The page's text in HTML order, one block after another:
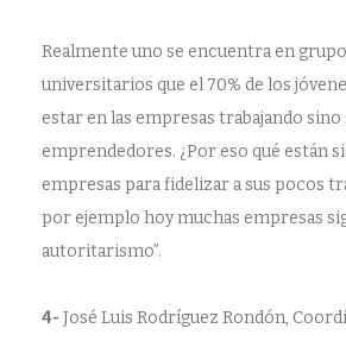
Realmente uno se encuentra en
universitarios que el 70% de los
estar en las empresas trabajando sino
emprendedores. ¿Por eso qué están
empresas para fidelizar a sus pocos
por ejemplo hoy muchas empresas
autoritarismo”.
4- José Luis Rodríguez Rondón,